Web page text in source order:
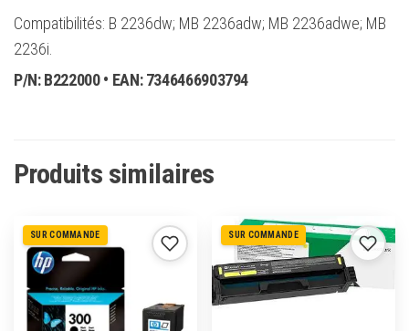
Compatibilités: B 2236dw; MB 2236adw; MB 2236adwe; MB
2236i.
P/N:B222000• EAN:7346466903794
Produits similaires
SUR COMMANDE SUR COMMANDE